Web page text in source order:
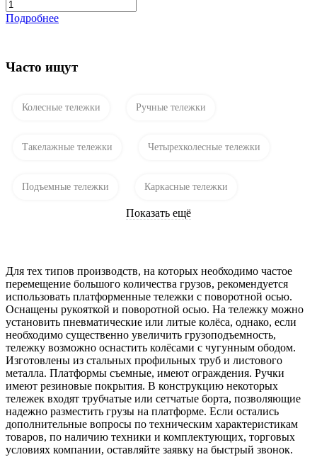
Подробнее
Часто ищут
Колесные тележки Ручные тележки
Такелажные тележки Четырехколесные тележки
Подъемные тележки Каркасные тележки
Показать ещё
Для тех типов производств, на которых необходимо частое
перемещение большого количества грузов, рекомендуется
использовать платформенные тележки с поворотной осью.
Оснащены рукояткой и поворотной осью. На тележку можно
установить пневматические или литые колёса, однако, если
необходимо существенно увеличить грузоподъемность,
тележку возможно оснастить колёсами с чугунным ободом.
Изготовлены из стальных профильных труб и листового
металла. Платформы съемные, имеют ограждения. Ручки
имеют резиновые покрытия. В конструкцию некоторых
тележек входят трубчатые или сетчатые борта, позволяющие
надежно разместить грузы на платформе. Если остались
дополнительные вопросы по техническим характеристикам
товаров, по наличию техники и комплектующих, торговых
условиях компании, оставляйте заявку на быстрый звонок.